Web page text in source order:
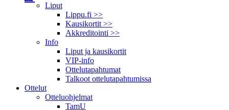
Liput
Lippu.fi >>
Kausikortit >>
Akkreditointi >>
Info
Liput ja kausikortit
VIP-info
Ottelutapahtumat
Talkoot ottelu­tapahtumissa
Ottelut
Otteluohjelmat
TamU